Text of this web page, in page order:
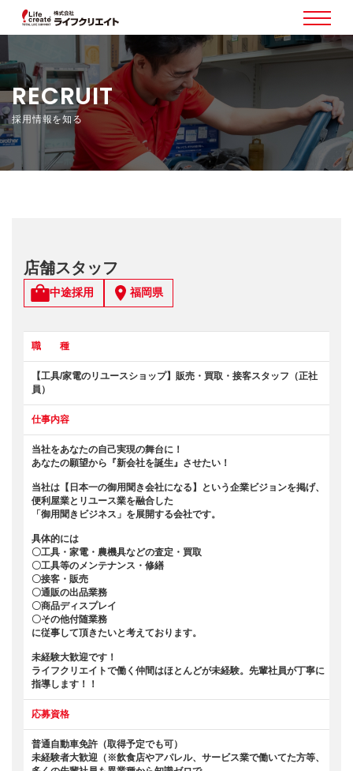
RECRUIT
採用情報を知る
店舗スタッフ
中途採用 福岡県
職 種
【工具/家電のリユースショップ】販売・買取・接客スタッフ（正社
員）
仕事内容
当社をあなたの自己実現の舞台に！
あなたの願望から『新会社を誕生』させたい！
当社は【日本一の御用聞き会社になる】という企業ビジョンを掲げ、
便利屋業とリユース業を融合した
「御用聞きビジネス」を展開する会社です。
具体的には
〇工具・家電・農機具などの査定・買取
〇工具等のメンテナンス・修繕
〇接客・販売
〇通販の出品業務
〇商品ディスプレイ
〇その他付随業務
に従事して頂きたいと考えております。
未経験大歓迎です！
ライフクリエイトで働く仲間はほとんどが未経験。先輩社員が丁寧に
指導します！！
応募資格
普通自動車免許（取得予定でも可）
未経験者大歓迎（※飲食店やアパレル、サービス業で働いてた方等、